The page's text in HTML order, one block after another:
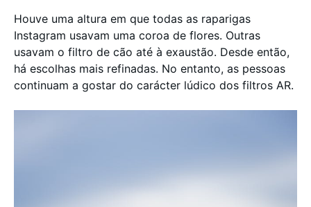
Houve uma altura em que todas as raparigas
Instagram usavam uma coroa de flores. Outras
usavam o filtro de cão até à exaustão. Desde então,
há escolhas mais refinadas. No entanto, as pessoas
continuam a gostar do carácter lúdico dos filtros AR.